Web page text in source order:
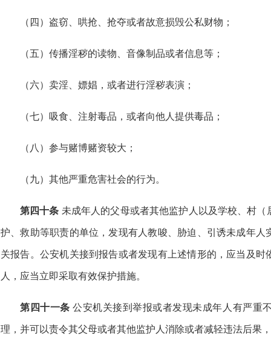
（四）盗窃、哄抢、抢夺或者故意损毁公私财物；
（五）传播淫秽的读物、音像制品或者信息等；
（六）卖淫、嫖娼，或者进行淫秽表演；
（七）吸食、注射毒品，或者向他人提供毒品；
（八）参与赌博赌资较大；
（九）其他严重危害社会的行为。
第四十条 未成年人的父母或者其他监护人以及学校、村
护、救助等职责的单位，发现有人教唆、胁迫、引诱未成年
关报告。公安机关接到报告或者发现有上述情形的，应当及
人，应当立即采取有效保护措施。
第四十一条 公安机关接到举报或者发现未成年人有严重
理，并可以责令其父母或者其他监护人消除或者减轻违法后果